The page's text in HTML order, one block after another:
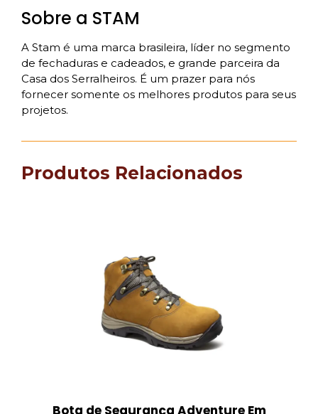
Sobre a STAM
A Stam é uma marca brasileira, líder no segmento
de fechaduras e cadeados, e grande parceira da
Casa dos Serralheiros. É um prazer para nós
fornecer somente os melhores produtos para seus
projetos.
Produtos Relacionados